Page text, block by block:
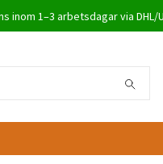
inom 1–3 arbetsdagar via